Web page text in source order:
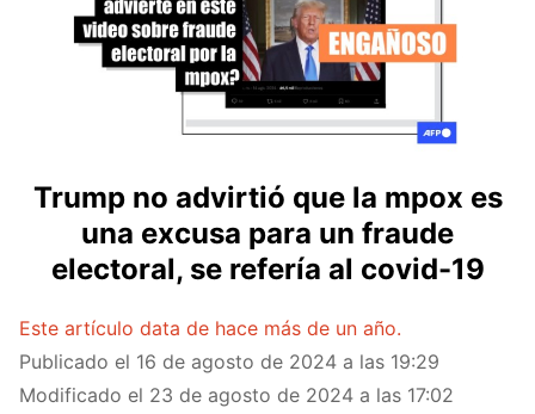
Trump no advirtió que la mpox es
una excusa para un fraude
electoral, se refería al covid-19
Este artículo data de hace más de un año.
Publicado el 16 de agosto de 2024 a las 19:29
Modificado el 23 de agosto de 2024 a las 17:02